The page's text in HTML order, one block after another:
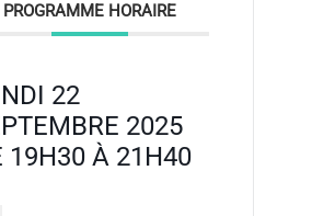
PROGRAMME HORAIRE
22
2025
19H30 À 21H40